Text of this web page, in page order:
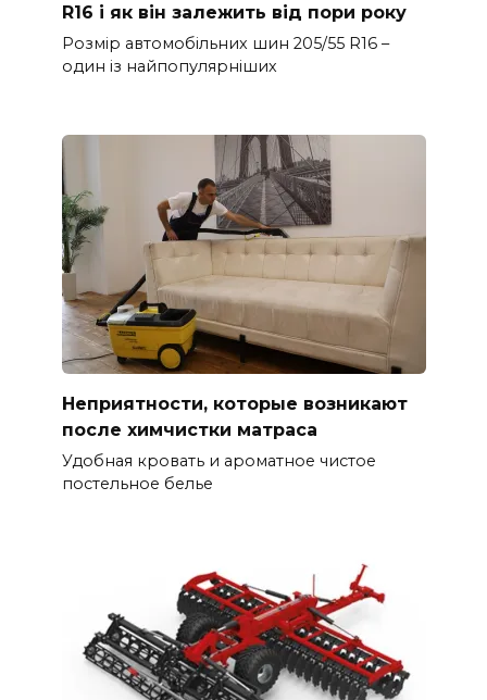
R16 і як він залежить від пори року
Розмір автомобільних шин 205/55 R16 –
один із найпопулярніших
Неприятности, которые возникают
после химчистки матраса
Удобная кровать и ароматное чистое
постельное белье